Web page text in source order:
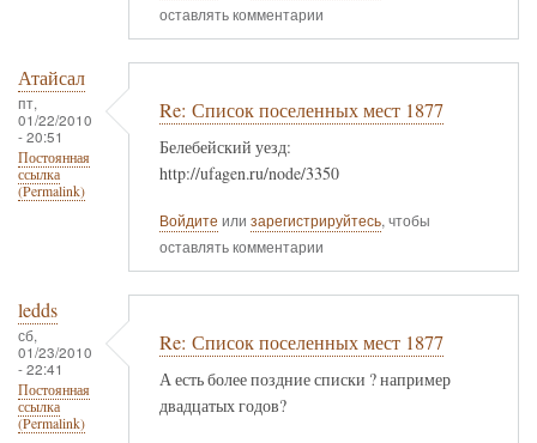
оставлять комментарии
Атайсал
пт,
01/22/2010
- 20:51
Постоянная
ссылка
(Permalink)
Re: Список поселенных мест 1877
Белебейский уезд:
http://ufagen.ru/node/3350
Войдите или зарегистрируйтесь, чтобы
оставлять комментарии
ledds
сб,
01/23/2010
- 22:41
Постоянная
ссылка
(Permalink)
Re: Список поселенных мест 1877
А есть более поздние списки ? например
двадцатых годов?